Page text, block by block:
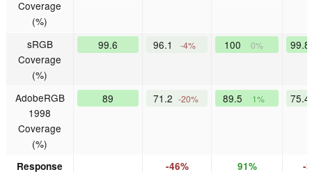
Coverage
(%)
sRGB
Coverage
(%)
99.6 96.1 -4% 100 0%
AdobeRGB
1998
Coverage
(%)
89 71.2 -20% 89.5 1%
Response
-46% 91% -